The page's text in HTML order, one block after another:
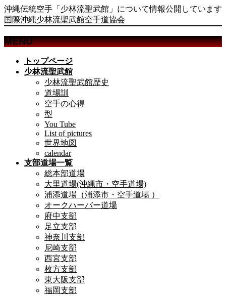
沖縄伝統空手「少林流聖武館」について情報公開しています
国際沖縄少林流聖武館空手道協会
MENU
トップページ
少林流聖武館
少林流聖武館歴史
道場訓
空手の心得
型
You Tube
List of pictures
世界地図
calendar
支部道場一覧
総本部道場
大里道場(沖縄市・空手道場)
浦添道場（浦添市・空手道場 ）
オークハーバー道場
府中支部
足立支部
神奈川支部
尼崎支部
西宮支部
枚方支部
東大阪支部
福岡支部